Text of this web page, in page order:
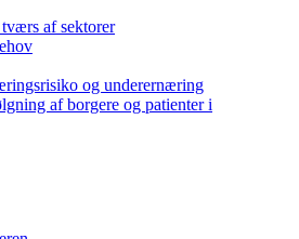
af sektorer
og underernæring
af borgere og patienter i